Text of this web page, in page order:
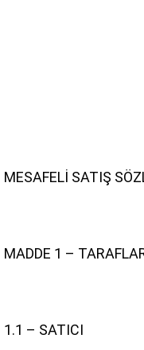
MESAFELİ SATIŞ
MADDE 1 –
1.1 – SATICI